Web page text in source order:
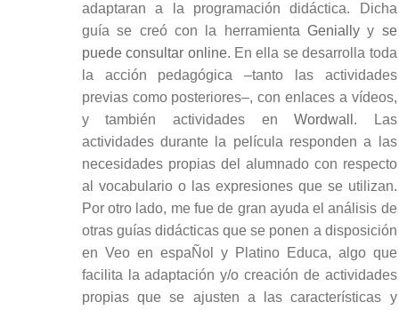
adaptaran a la programación didáctica. Dicha
guía se creó con la herramienta Genially y se
puede consultar online. En ella se desarrolla toda
la acción pedagógica –tanto las actividades
previas como posteriores–, con enlaces a vídeos,
y también actividades enWordwall . Las
actividades durante la película responden a las
necesidades propias del alumnado con respecto
al vocabulario o las expresiones que se utilizan.
Por otro lado, me fue de gran ayuda el análisis de
otras guías didácticas que se ponen a disposición
en Veo en espaÑol y Platino Educa, algo que
facilita la adaptación y/o creación de actividades
propias que se ajusten a las características y